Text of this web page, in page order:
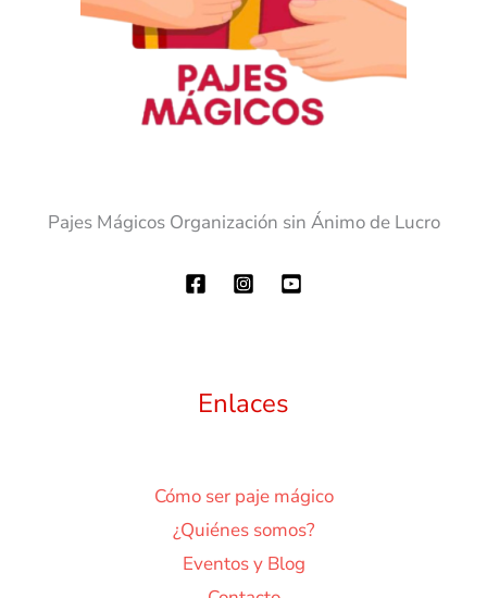
Pajes Mágicos Organización sin Ánimo de Lucro
Enlaces
Cómo ser paje mágico
¿Quiénes somos?
Eventos y Blog